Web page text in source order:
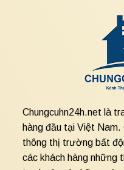
Chungcuhn24h.net là
hàng đầu tại Việt
thông thị trường bất
các khách hàng những